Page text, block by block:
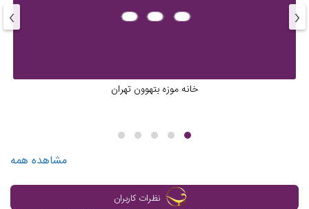
خانه موزه بتهوون تهران
‹
›
مشاهده همه
نظرات کاربران